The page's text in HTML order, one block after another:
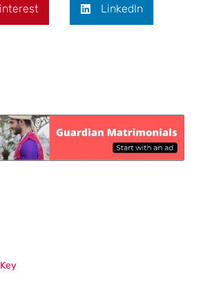
LinkedIn